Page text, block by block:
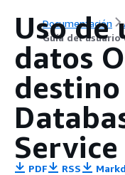
Documentación
Guía del usuario
Uso de
datos
destino
Service
PDF RSS